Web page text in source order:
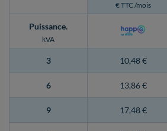
€ TTC /mois
Puissance.
kVA
3 10,48 €
6 13,86 €
9 17,48 €